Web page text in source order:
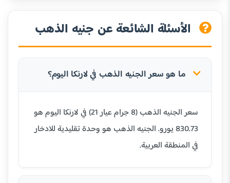
الأسئلة الشائعة عن جنيه الذهب
ما هو سعر الجنيه الذهب في لارنكا اليوم؟
سعر الجنيه الذهب (8 جرام عيار 21) في لارنكا اليوم هو
830.73 يورو. الجنيه الذهب هو وحدة تقليدية للادخار
في المنطقة العربية.